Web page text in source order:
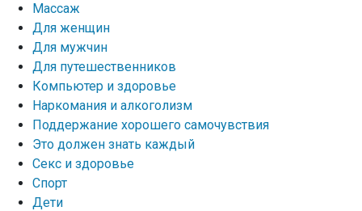
Массаж
Для женщин
Для мужчин
Для путешественников
Компьютер и здоровье
Наркомания и алкоголизм
Поддержание хорошего самочувствия
Это должен знать каждый
Секс и здоровье
Спорт
Дети